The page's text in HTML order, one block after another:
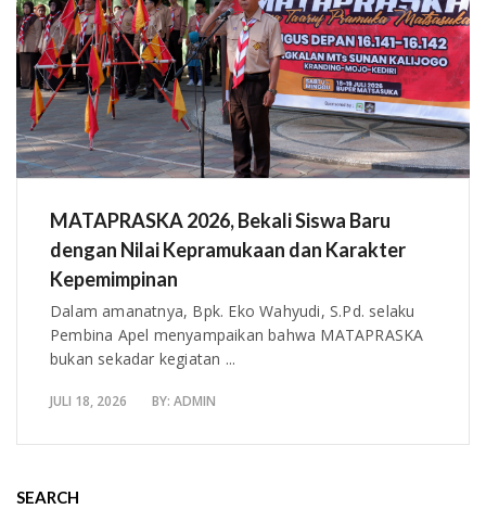
MATAPRASKA 2026, Bekali Siswa Baru
dengan Nilai Kepramukaan dan Karakter
Kepemimpinan
Dalam amanatnya, Bpk. Eko Wahyudi, S.Pd. selaku
Pembina Apel menyampaikan bahwa MATAPRASKA
bukan sekadar kegiatan ...
JULI 18, 2026 BY: ADMIN
SEARCH